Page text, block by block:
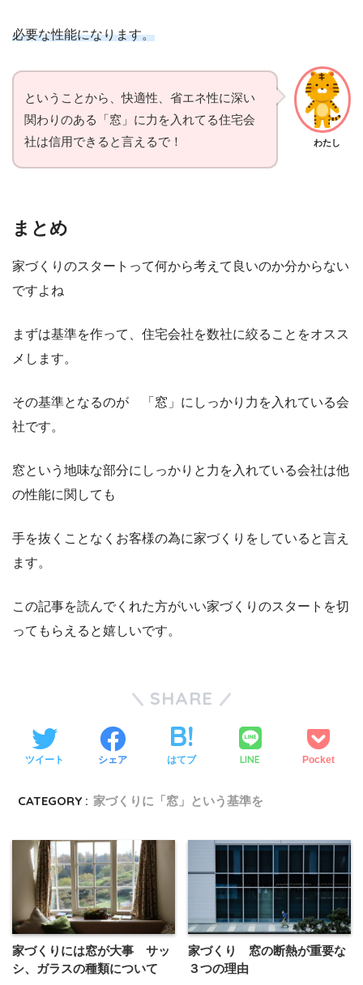
必要な性能になります。
わたし
ということから、快適性、省エネ性に深い
関わりのある「窓」に力を入れてる住宅会
社は信用できると言えるで！
まとめ
家づくりのスタートって何から考えて良いのか分からない
ですよね
まずは基準を作って、住宅会社を数社に絞ることをオスス
メします。
その基準となるのが 「窓」にしっかり力を入れている会
社です。
窓という地味な部分にしっかりと力を入れている会社は他
の性能に関しても
手を抜くことなくお客様の為に家づくりをしていると言え
ます。
この記事を読んでくれた方がいい家づくりのスタートを切
ってもらえると嬉しいです。
SHARE
ツイート シェア はてブ LINE Pocket
CATEGORY : 家づくりに「窓」という基準を
家づくりには窓が大事 サッ
シ、ガラスの種類について
家づくり 窓の断熱が重要な
３つの理由